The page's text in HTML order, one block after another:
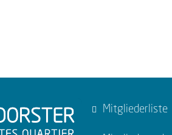
Mitgliederliste